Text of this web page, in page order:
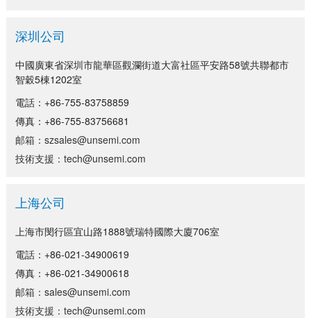
深圳公司
中國廣東省深圳市龍華區觀瀾街道大富社區平安路58號共聯都市
智穀5棟1202室
電話：+86-755-83758859
傳真：+86-755-83756681
邮箱：szsales@unsemi.com
技術支援：tech@unsemi.com
上海公司
上海市閔行區宜山路1888號瑞特國際大廈706室
電話：+86-021-34900619
傳真：+86-021-34900618
邮箱：sales@unsemi.com
技術支援：tech@unsemi.com